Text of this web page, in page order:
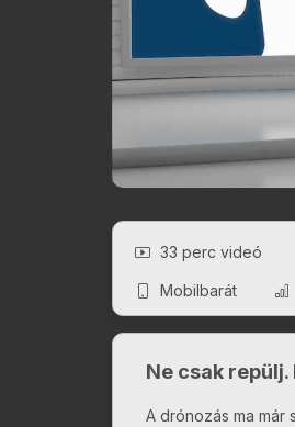
33 perc videó
Mobilbarát
Ne csak
A drónozás ma már